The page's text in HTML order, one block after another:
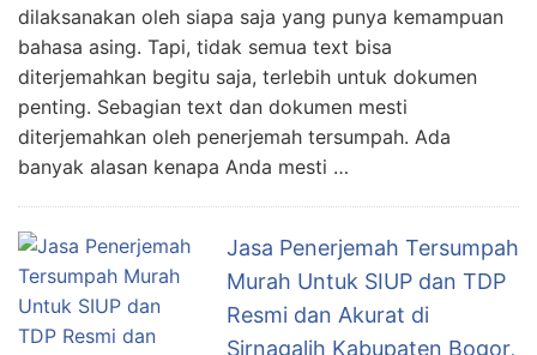
dilaksanakan oleh siapa saja yang punya kemampuan
bahasa asing. Tapi, tidak semua text bisa
diterjemahkan begitu saja, terlebih untuk dokumen
penting. Sebagian text dan dokumen mesti
diterjemahkan oleh penerjemah tersumpah. Ada
banyak alasan kenapa Anda mesti …
Jasa Penerjemah Tersumpah
Murah Untuk SIUP dan TDP
Resmi dan Akurat di
Sirnagalih Kabupaten Bogor,